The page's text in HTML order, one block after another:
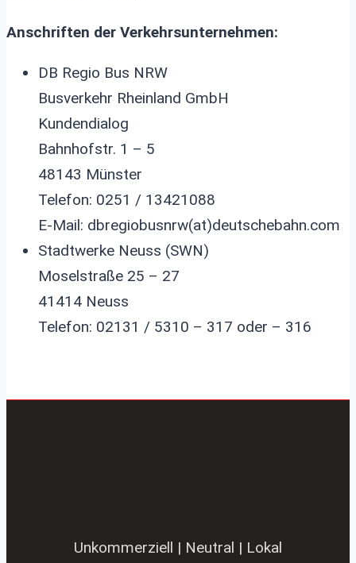
Anschriften der Verkehrsunternehmen:
DB Regio Bus NRW
Busverkehr Rheinland GmbH
Kundendialog
Bahnhofstr. 1 – 5
48143 Münster
Telefon: 0251 / 13421088
E-Mail: dbregiobusnrw(at)deutschebahn.com
Stadtwerke Neuss (SWN)
Moselstraße 25 – 27
41414 Neuss
Telefon: 02131 / 5310 – 317 oder – 316
Unkommerziell | Neutral | Lokal